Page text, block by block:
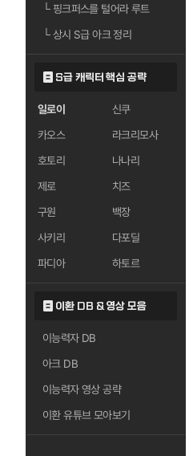
└핑크퍼스를 털어라 루트
└상시 S급 아크 정리
S급 캐릭터 핵심 공략
일로이
신쿠
카오스
라크리모사
호토리
나나리
제로
치즈
구원
백장
사키리
다포딜
파디아
하토르
이환 DB & 영상 모음
이능력자 DB
아크 DB
이능력자 영상 공략
이환 유튜브 모아보기